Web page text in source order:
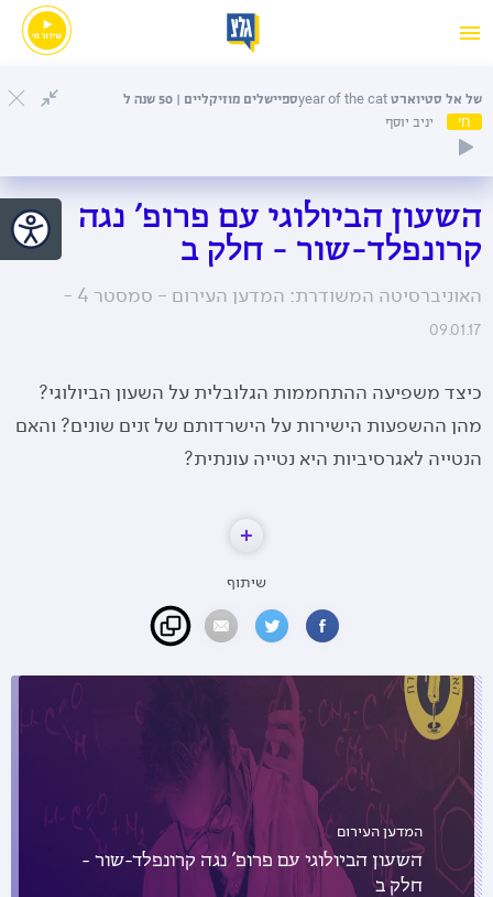
של אל סטיוארט year of the catספיישלים מוזיקליים | 50 שנה ל
חי יניב יוסף
השעון הביולוגי עם פרופ' נגה
קרונפלד-שור - חלק ב
האוניברסיטה המשודרת: המדען העירום - סמסטר 4 -
09.01.17
כיצד משפיעה ההתחממות הגלובלית על השעון הביולוגי?
מהן ההשפעות הישירות על הישרדותם של זנים שונים? והאם
הנטייה לאגרסיביות היא נטייה עונתית?
שיתוף
המדען העירום
השעון הביולוגי עם פרופ' נגה קרונפלד-שור -
חלק ב